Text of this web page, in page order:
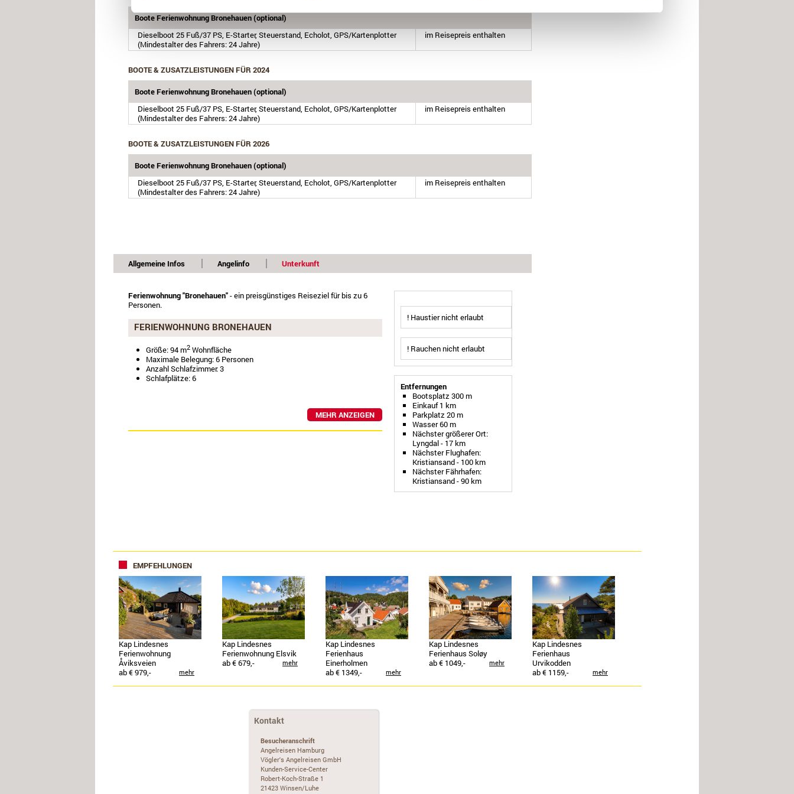
Boote Ferienwohnung Bronehauen (optional)
Dieselboot 25 Fuß/37 PS, E-Starter, Steuerstand, Echolot, GPS/Kartenplotter
(Mindestalter des Fahrers: 24 Jahre)
im Reisepreis enthalten
BOOTE & ZUSATZLEISTUNGEN FÜR 2024
Boote Ferienwohnung Bronehauen (optional)
Dieselboot 25 Fuß/37 PS, E-Starter, Steuerstand, Echolot, GPS/Kartenplotter
(Mindestalter des Fahrers: 24 Jahre)
im Reisepreis enthalten
BOOTE & ZUSATZLEISTUNGEN FÜR 2026
Boote Ferienwohnung Bronehauen (optional)
Dieselboot 25 Fuß/37 PS, E-Starter, Steuerstand, Echolot, GPS/Kartenplotter
(Mindestalter des Fahrers: 24 Jahre)
im Reisepreis enthalten
Allgemeine Infos Angelinfo Unterkunft
Ferienwohnung "Bronehauen"- ein preisgünstiges Reiseziel für bis zu 6
Personen.
FERIENWOHNUNG BRONEHAUEN
Größe: 94 m2 Wohnfläche
Maximale Belegung: 6 Personen
Anzahl Schlafzimmer: 3
Schlafplätze: 6
MEHR ANZEIGEN
! Haustier nicht erlaubt
! Rauchen nicht erlaubt
Entfernungen
Bootsplatz 300 m
Einkauf 1 km
Parkplatz 20 m
Wasser 60 m
Nächster größerer Ort:
Lyngdal - 17 km
Nächster Flughafen:
Kristiansand - 100 km
Nächster Fährhafen:
Kristiansand - 90 km
EMPFEHLUNGEN
Kap Lindesnes
Ferienwohnung
Åviksveien
ab € 979,-
mehr
Kap Lindesnes
Ferienwohnung Elsvik
ab € 679,-
mehr
Kap Lindesnes
Ferienhaus
Einerholmen
ab € 1349,-
mehr
Kap Lindesnes
Ferienhaus Soløy
ab € 1049,-
mehr
Kap Lindesnes
Ferienhaus
Urvikodden
ab € 1159,-
mehr
Kontakt
Besucheranschrift
Angelreisen Hamburg
Vögler's Angelreisen GmbH
Kunden-Service-Center
Robert-Koch-Straße 1
21423 Winsen/Luhe